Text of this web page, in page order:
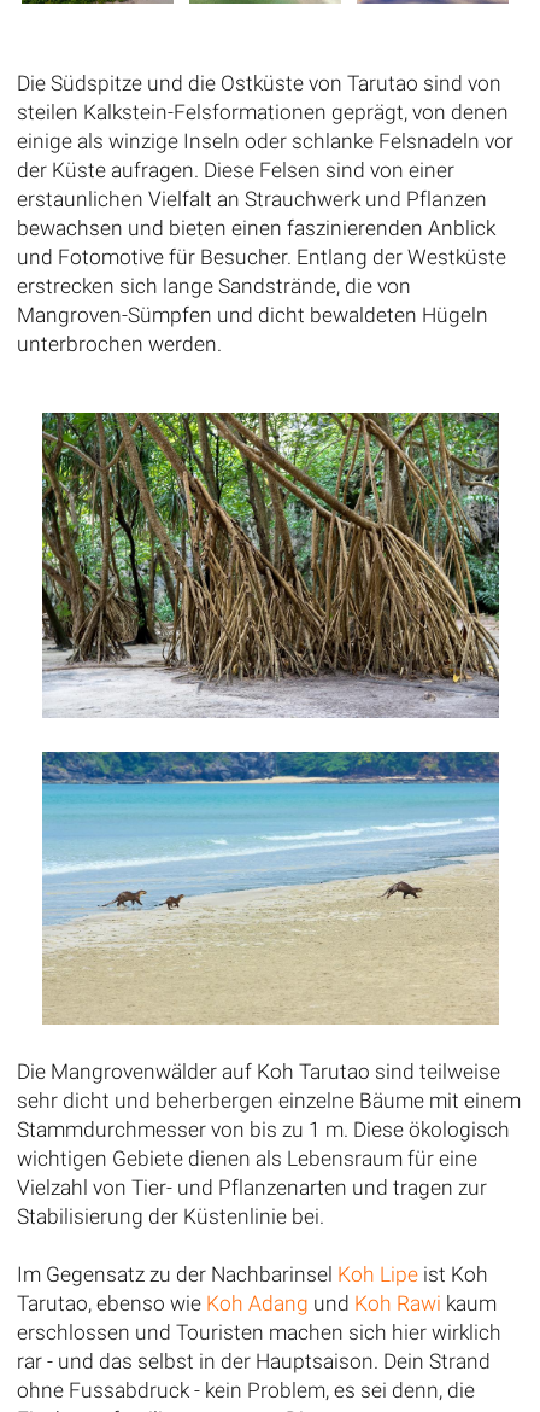
Die Südspitze und die Ostküste von Tarutao sind von
steilen Kalkstein-Felsformationen geprägt, von denen
einige als winzige Inseln oder schlanke Felsnadeln vor
der Küste aufragen. Diese Felsen sind von einer
erstaunlichen Vielfalt an Strauchwerk und Pflanzen
bewachsen und bieten einen faszinierenden Anblick
und Fotomotive für Besucher. Entlang der Westküste
erstrecken sich lange Sandstrände, die von
Mangroven-Sümpfen und dicht bewaldeten Hügeln
unterbrochen werden.
Die Mangrovenwälder auf Koh Tarutao sind teilweise
sehr dicht und beherbergen einzelne Bäume mit einem
Stammdurchmesser von bis zu 1 m. Diese ökologisch
wichtigen Gebiete dienen als Lebensraum für eine
Vielzahl von Tier- und Pflanzenarten und tragen zur
Stabilisierung der Küstenlinie bei.
Im Gegensatz zu der Nachbarinsel Koh Lipeist Koh
Tarutao, ebenso wie Koh Adang und Koh Rawi kaum
erschlossen und Touristen machen sich hier wirklich
rar - und das selbst in der Hauptsaison. Dein Strand
ohne Fussabdruck - kein Problem, es sei denn, die